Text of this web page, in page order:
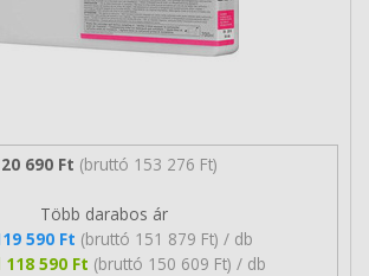
690 Ft (bruttó 153 276 Ft)
Több darabos ár
590 Ft (bruttó 151 879 Ft) / db
118 590 Ft (bruttó 150 609 Ft) / db